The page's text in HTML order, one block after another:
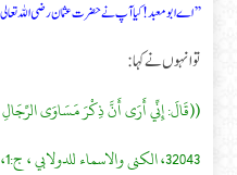
’’اے ابو معبد! کیا آپ نے حضرت عثمان رضی اللہ
تو انہوں نے کہا:
((قَالَ: إِنِّي أَرَى أَنَّ ذِكْرَ مَسَاوَى